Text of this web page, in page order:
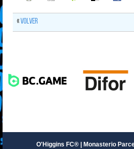
«Volver
O'Higgins FC® | Monasterio